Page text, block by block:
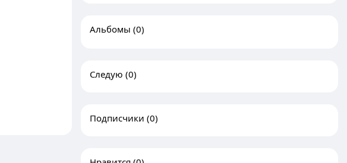
Альбомы (0)
Следую (0)
Подписчики (0)